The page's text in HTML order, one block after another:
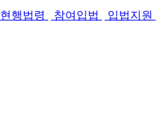
현행법령 참여입법
입법지원